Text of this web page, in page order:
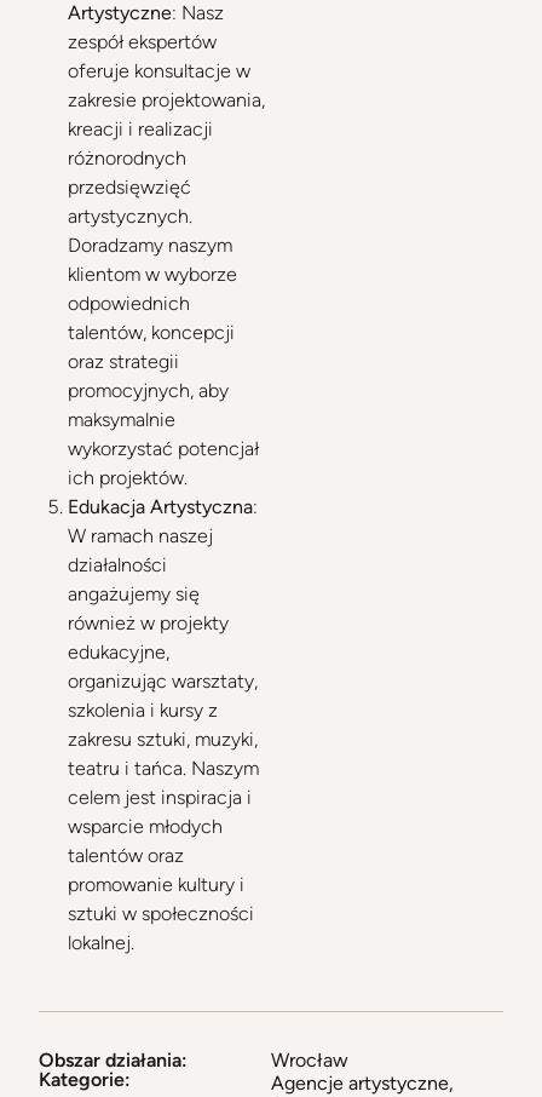
Artystyczne: Nasz
zespół ekspertów
oferuje konsultacje w
zakresie projektowania,
kreacji i realizacji
różnorodnych
przedsięwzięć
artystycznych.
Doradzamy naszym
klientom w wyborze
odpowiednich
talentów, koncepcji
oraz strategii
promocyjnych, aby
maksymalnie
wykorzystać potencjał
ich projektów.
Edukacja Artystyczna:
W ramach naszej
działalności
angażujemy się
również w projekty
edukacyjne,
organizując warsztaty,
szkolenia i kursy z
zakresu sztuki, muzyki,
teatru i tańca. Naszym
celem jest inspiracja i
wsparcie młodych
talentów oraz
promowanie kultury i
sztuki w społeczności
lokalnej.
Obszar działania:
Wrocław
Kategorie:
Agencje artystyczne,